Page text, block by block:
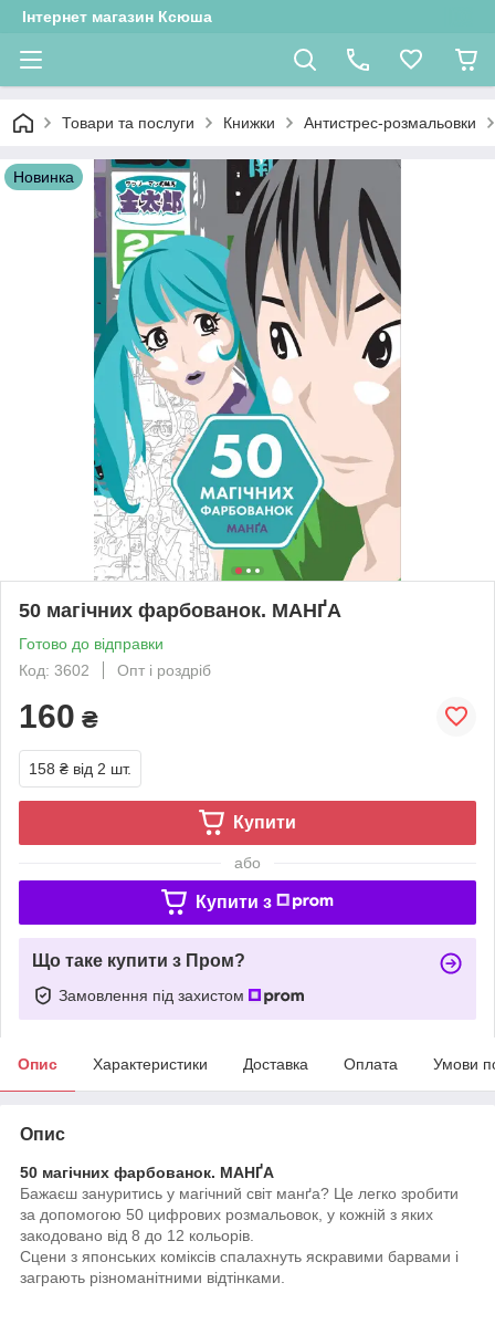
Інтернет магазин Ксюша
Товари та послуги Книжки Антистрес-розмальовки
Новинка
50 магічних фарбованок. МАНҐА
Готово до відправки
Код: 3602
Опт і роздріб
160 ₴
158 ₴ від 2 шт.
Купити
або
Купити з
Що таке купити з Пром?
Замовлення під захистом
Опис Характеристики Доставка Оплата Умови
Опис
50 магічних фарбованок. МАНҐА
Бажаєш зануритись у магічний світ манґа? Це легко зробити
за допомогою 50 цифрових розмальовок, у кожній з яких
закодовано від 8 до 12 кольорів.
Сцени з японських коміксів спалахнуть яскравими барвами і
заграють різноманітними відтінками.